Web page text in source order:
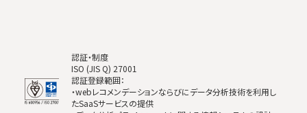
認証・制度
ISO (JIS Q) 27001
認証登録範囲：
・webレコメンデーションならびにデータ分析技術を利用し
たSaaSサービスの提供